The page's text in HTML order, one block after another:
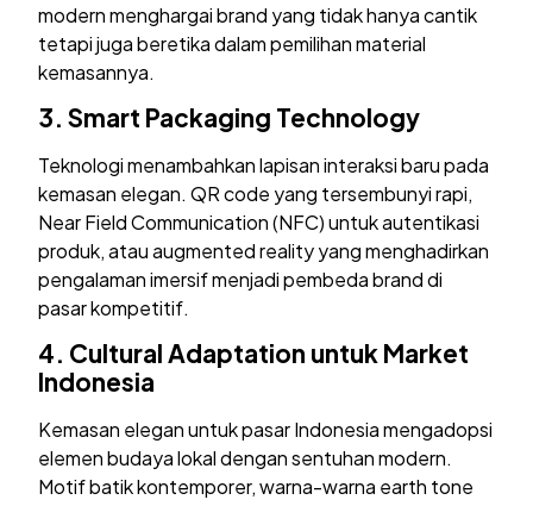
modern menghargai brand yang tidak hanya cantik
tetapi juga beretika dalam pemilihan material
kemasannya.
3.Smart Packaging Technology
Teknologi menambahkan lapisan interaksi baru pada
kemasan elegan. QR code yang tersembunyi rapi,
Near Field Communication (NFC) untuk autentikasi
produk, atau augmented reality yang menghadirkan
pengalaman imersif menjadi pembeda brand di
pasar kompetitif.
4. Cultural Adaptation untuk Market
Indonesia
Kemasan elegan untuk pasar Indonesia mengadopsi
elemen budaya lokal dengan sentuhan modern.
Motif batik kontemporer, warna-warna earth tone